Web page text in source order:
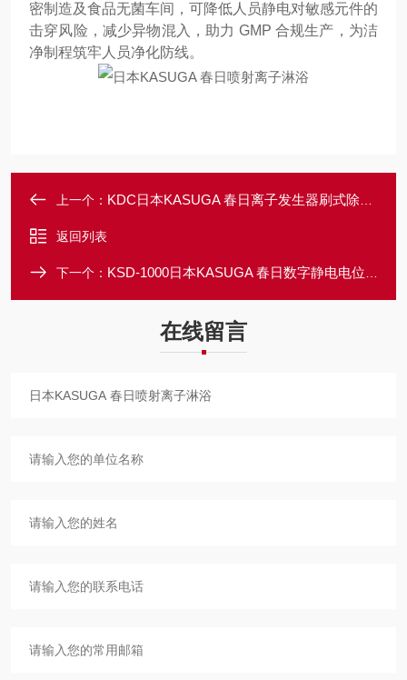
密制造及食品无菌车间，可降低人员静电对敏感元件的
击穿风险，减少异物混入，助力 GMP 合规生产，为洁
净制程筑牢人员净化防线。
上一个： KDC日本KASUGA 春日离子发生器刷式除尘清洁器
返回列表
下一个： KSD-1000日本KASUGA 春日数字静电电位测量仪
在线留言